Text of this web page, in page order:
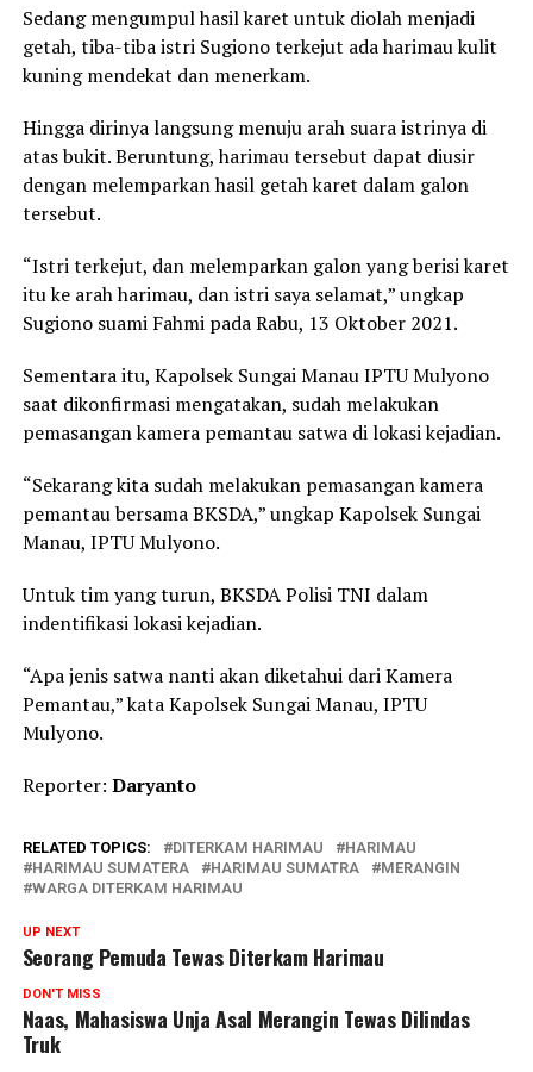
Sedang mengumpul hasil karet untuk diolah menjadi
getah, tiba-tiba istri Sugiono terkejut ada harimau kulit
kuning mendekat dan menerkam.
Hingga dirinya langsung menuju arah suara istrinya di
atas bukit. Beruntung, harimau tersebut dapat diusir
dengan melemparkan hasil getah karet dalam galon
tersebut.
“Istri terkejut, dan melemparkan galon yang berisi karet
itu ke arah harimau, dan istri saya selamat,” ungkap
Sugiono suami Fahmi pada Rabu, 13 Oktober 2021.
Sementara itu, Kapolsek Sungai Manau IPTU Mulyono
saat dikonfirmasi mengatakan, sudah melakukan
pemasangan kamera pemantau satwa di lokasi kejadian.
“Sekarang kita sudah melakukan pemasangan kamera
pemantau bersama BKSDA,” ungkap Kapolsek Sungai
Manau, IPTU Mulyono.
Untuk tim yang turun, BKSDA Polisi TNI dalam
indentifikasi lokasi kejadian.
“Apa jenis satwa nanti akan diketahui dari Kamera
Pemantau,” kata Kapolsek Sungai Manau, IPTU
Mulyono.
Reporter: Daryanto
RELATED TOPICS: DITERKAM HARIMAU
HARIMAU
HARIMAU SUMATERA
HARIMAU SUMATRA
MERANGIN
WARGA DITERKAM HARIMAU
UP NEXT
Seorang Pemuda Tewas Diterkam Harimau
DON'T MISS
Naas, Mahasiswa Unja Asal Merangin Tewas Dilindas
Truk